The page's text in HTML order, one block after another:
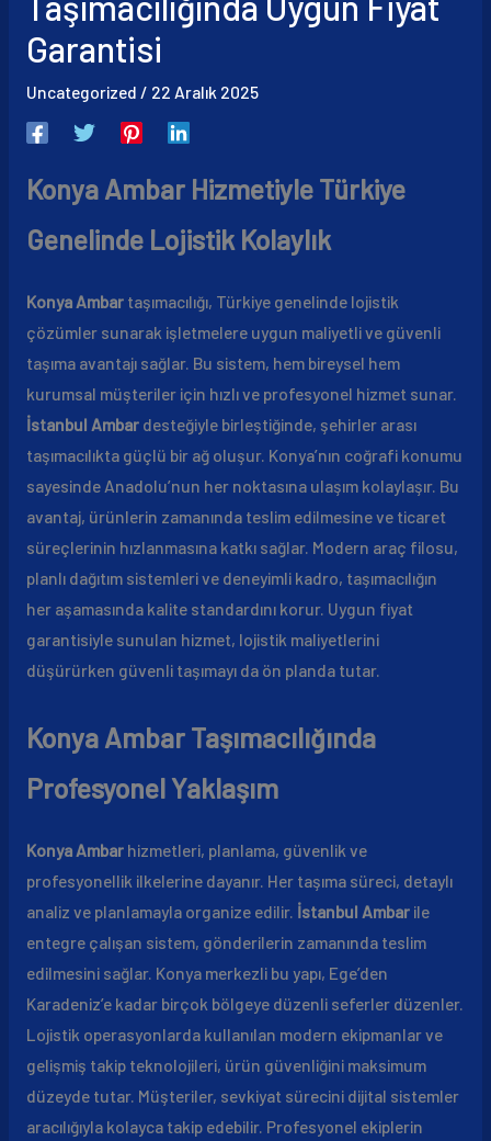
Garantisi
Uncategorized / 22 Aralık 2025
Konya Ambar Hizmetiyle Türkiye
Genelinde Lojistik Kolaylık
Konya Ambartaşımacılığı, Türkiye genelinde lojistik
çözümler sunarak işletmelere uygun maliyetli ve güvenli
taşıma avantajı sağlar. Bu sistem, hem bireysel hem
kurumsal müşteriler için hızlı ve profesyonel hizmet sunar.
İstanbul Ambardesteğiyle birleştiğinde, şehirler arası
taşımacılıkta güçlü bir ağ oluşur. Konya’nın coğrafi konumu
sayesinde Anadolu’nun her noktasına ulaşım kolaylaşır. Bu
avantaj, ürünlerin zamanında teslim edilmesine ve ticaret
süreçlerinin hızlanmasına katkı sağlar. Modern araç filosu,
planlı dağıtım sistemleri ve deneyimli kadro, taşımacılığın
her aşamasında kalite standardını korur. Uygun fiyat
garantisiyle sunulan hizmet, lojistik maliyetlerini
düşürürken güvenli taşımayı da ön planda tutar.
Konya Ambar Taşımacılığında
Profesyonel Yaklaşım
Konya Ambarhizmetleri, planlama, güvenlik ve
profesyonellik ilkelerine dayanır. Her taşıma süreci, detaylı
analiz ve planlamayla organize edilir. İstanbul Ambarile
entegre çalışan sistem, gönderilerin zamanında teslim
edilmesini sağlar. Konya merkezli bu yapı, Ege’den
Karadeniz’e kadar birçok bölgeye düzenli seferler düzenler.
Lojistik operasyonlarda kullanılan modern ekipmanlar ve
gelişmiş takip teknolojileri, ürün güvenliğini maksimum
düzeyde tutar. Müşteriler, sevkiyat sürecini dijital sistemler
aracılığıyla kolayca takip edebilir. Profesyonel ekiplerin